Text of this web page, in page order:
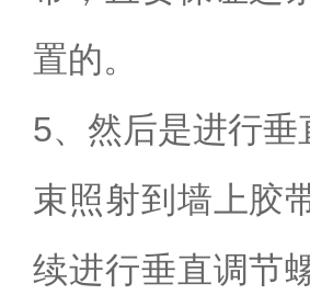
置的。
5、然后是进行
束照射到墙上胶
续进行垂直调节